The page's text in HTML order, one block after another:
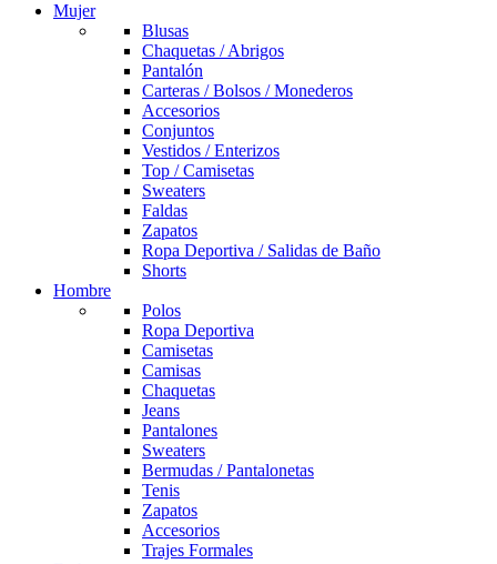
Mujer
Blusas
Chaquetas / Abrigos
Pantalón
Carteras / Bolsos / Monederos
Accesorios
Conjuntos
Vestidos / Enterizos
Top / Camisetas
Sweaters
Faldas
Zapatos
Ropa Deportiva / Salidas de Baño
Shorts
Hombre
Polos
Ropa Deportiva
Camisetas
Camisas
Chaquetas
Jeans
Pantalones
Sweaters
Bermudas / Pantalonetas
Tenis
Zapatos
Accesorios
Trajes Formales